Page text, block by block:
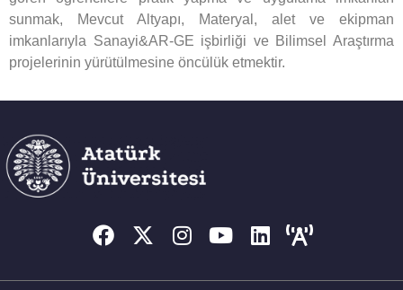
sunmak, Mevcut Altyapı, Materyal, alet ve ekipman
imkanlarıyla Sanayi&AR-GE işbirliği ve Bilimsel Araştırma
projelerinin yürütülmesine öncülük etmektir.